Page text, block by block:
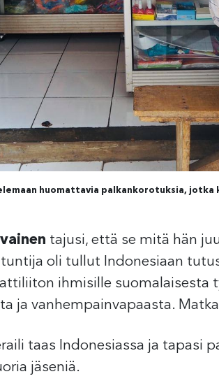
huomattavia palkankorotuksia,
tajusi, että se mitä hän
oli tullut Indonesiaan
ihmisille suomalaisesta
ja vanhempainvapaasta.
taas Indonesiassa ja tapasi
jäseniä.